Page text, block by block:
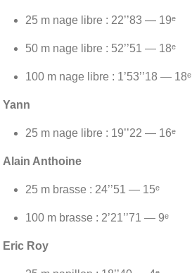
25 m nage libre : 22’’83 — 19ᵉ
50 m nage libre : 52’’51 — 18ᵉ
100 m nage libre : 1’53’’18 — 18ᵉ
Yann
25 m nage libre : 19’’22 — 16ᵉ
Alain Anthoine
25 m brasse : 24’’51 — 15ᵉ
100 m brasse : 2’21’’71 — 9ᵉ
Eric Roy